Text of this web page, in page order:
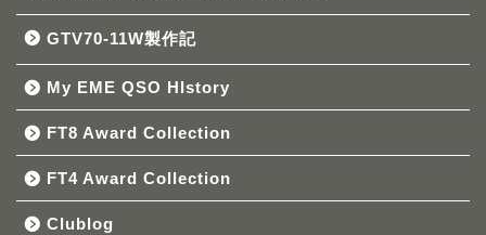
GTV70-11W製作記
My EME QSO HIstory
FT8 Award Collection
FT4 Award Collection
Clublog